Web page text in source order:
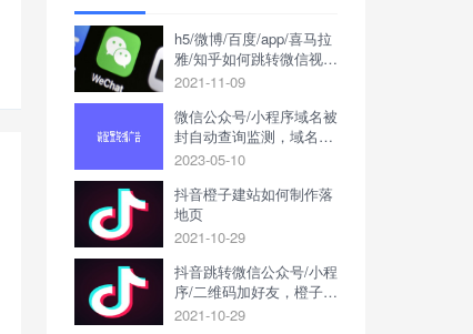
h5/微博/百度/app/喜马拉
雅/知乎如何跳转微信视频
号
2021-11-09
微信公众号/小程序域名被
封自动查询监测，域名被
封立刻短信/邮件通知
2023-05-10
抖音橙子建站如何制作落
地页
2021-10-29
抖音跳转微信公众号/小程
序/二维码加好友，橙子建
站申请推广落地页链接教
2021-10-29